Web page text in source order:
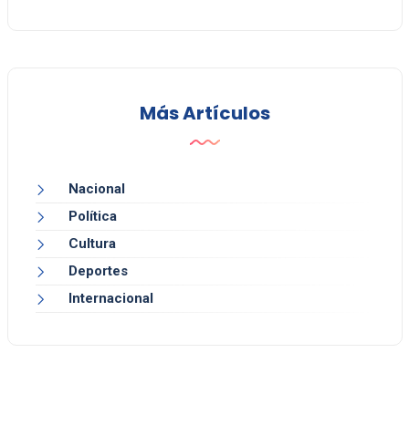
Más Artículos
Nacional
Política
Cultura
Deportes
Internacional